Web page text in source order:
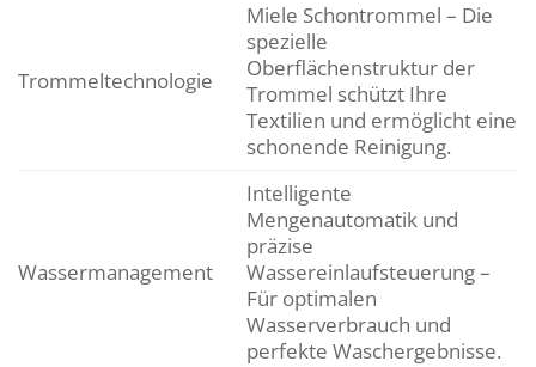
Trommeltechnologie
Miele Schontrommel – Die
spezielle
Oberflächenstruktur der
Trommel schützt Ihre
Textilien und ermöglicht eine
schonende Reinigung.
Wassermanagement
Intelligente
Mengenautomatik und
präzise
Wassereinlaufsteuerung –
Für optimalen
Wasserverbrauch und
perfekte Waschergebnisse.